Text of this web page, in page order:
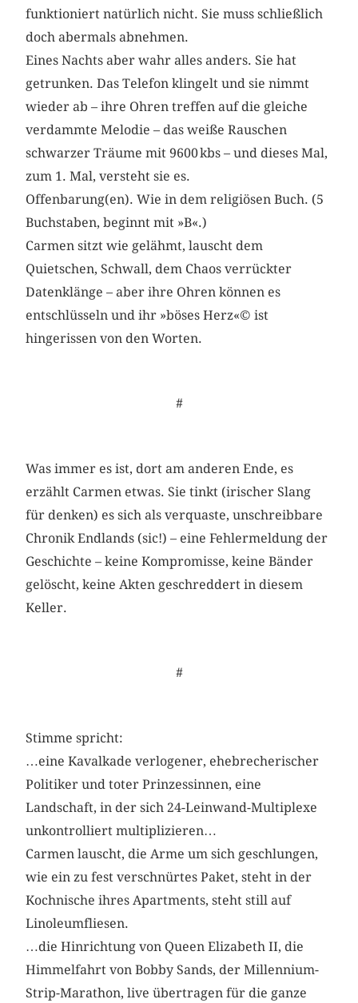
funktioniert natürlich nicht. Sie muss schließlich
doch abermals abnehmen.
Eines Nachts aber wahr alles anders. Sie hat
getrunken. Das Telefon klingelt und sie nimmt
wieder ab – ihre Ohren treffen auf die gleiche
verdammte Melodie – das weiße Rauschen
schwarzer Träume mit 9600 kbs – und dieses Mal,
zum 1. Mal, versteht sie es.
Offenbarung(en). Wie in dem religiösen Buch. (5
Buchstaben, beginnt mit »B«.)
Carmen sitzt wie gelähmt, lauscht dem
Quietschen, Schwall, dem Chaos verrückter
Datenklänge – aber ihre Ohren können es
entschlüsseln und ihr »böses Herz«© ist
hingerissen von den Worten.
#
Was immer es ist, dort am anderen Ende, es
erzählt Carmen etwas. Sie tinkt (irischer Slang
für denken) es sich als verquaste, unschreibbare
Chronik Endlands (sic!) – eine Fehlermeldung der
Geschichte – keine Kompromisse, keine Bänder
gelöscht, keine Akten geschreddert in diesem
Keller.
#
Stimme spricht:
…eine Kavalkade verlogener, ehebrecherischer
Politiker und toter Prinzessinnen, eine
Landschaft, in der sich 24-Leinwand-Multiplexe
unkontrolliert multiplizieren…
Carmen lauscht, die Arme um sich geschlungen,
wie ein zu fest verschnürtes Paket, steht in der
Kochnische ihres Apartments, steht still auf
Linoleumfliesen.
…die Hinrichtung von Queen Elizabeth II, die
Himmelfahrt von Bobby Sands, der Millennium-
Strip-Marathon, live übertragen für die ganze